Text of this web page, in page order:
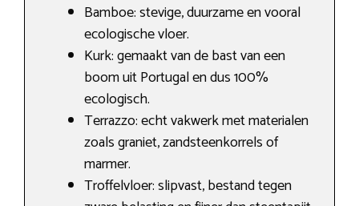
Bamboe: stevige, duurzame en vooral
ecologische vloer.
Kurk: gemaakt van de bast van een
boom uit Portugal en dus 100%
ecologisch.
Terrazzo: echt vakwerk met materialen
zoals graniet, zandsteenkorrels of
marmer.
Troffelvloer: slipvast, bestand tegen